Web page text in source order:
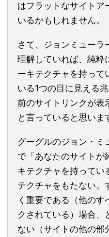
はフラットなサイトア
いるかもしれません。
さて、ジョンミューラ
理解していれば、純粋
ーキテクチャを持って
いる1つの目に見える
前のサイトリンクが表
と言っていると思いま
グーグルのジョン・ミ
で「あなたのサイトが
キテクチャを持ってい
テクチャをもたない。
く重要である（他の
クされている）場合、
ない（サイトの他の部